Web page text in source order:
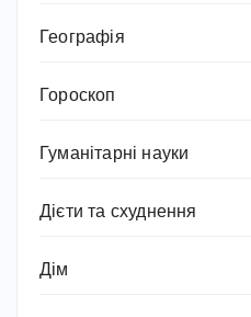
Географія
Гороскоп
Гуманітарні науки
Дієти та схуднення
Дім